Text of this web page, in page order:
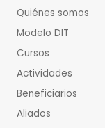
Quiénes somos
Modelo DIT
Cursos
Actividades
Beneficiarios
Aliados